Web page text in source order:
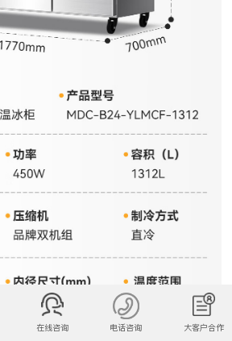
在线咨询 电话咨询 大客户合作